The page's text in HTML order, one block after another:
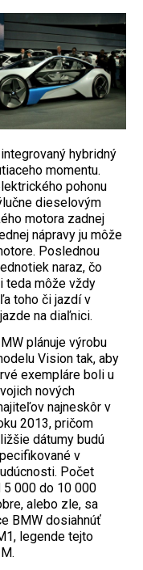
hybridný
momentu.
pohonu
dieselovým
motora zadnej
nápravy ju môže
Poslednou
naraz, čo
teda môže vždy
toho či jazdí v
na diaľnici.
plánuje výrobu
Vision tak, aby
exempláre boli u
nových
najneskôr v
2013, pričom
dátumy budú
v
Počet
000 do 10 000
alebo zle, sa
BMW dosiahnúť
legende tejto